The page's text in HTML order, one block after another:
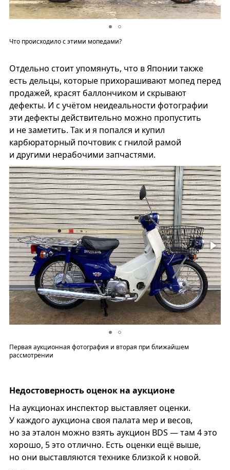
Что происходило с этими мопедами?
Отдельно стоит упомянуть, что в Японии также
есть дельцы, которые прихорашивают мопед перед
продажей, красят баллончиком и скрывают
дефекты. И с учётом неидеальности фотографии
эти дефекты действительно можно пропустить
и не заметить. Так и я попался и купил
карбюраторный почтовик с гнилой рамой
и другими нерабочими запчастями.
Первая аукционная фотография и вторая при ближайшем
рассмотрении
Недостоверность оценок на аукционе
На аукционах инспектор выставляет оценки.
У каждого аукциона своя палата мер и весов,
но за эталон можно взять аукцион BDS — там 4 это
хорошо, 5 это отлично. Есть оценки ещё выше,
но они выставляются технике близкой к новой.